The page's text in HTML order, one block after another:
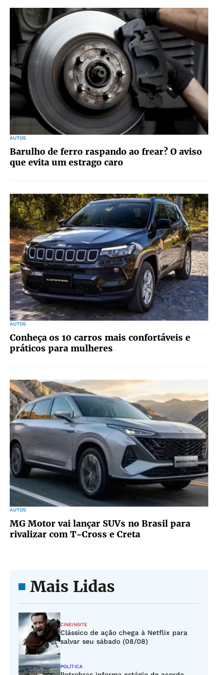
AUTOS
Barulho de ferro raspando ao frear? O aviso
que evita um estrago caro
AUTOS
Conheça os 10 carros mais confortáveis e
práticos para mulheres
AUTOS
MG Motor vai lançar SUVs no Brasil para
rivalizar com T-Cross e Creta
Mais Lidas
CINEINSITE
Clássico de ação chega à Netflix para
salvar seu sábado (08/08)
POLÍTICA